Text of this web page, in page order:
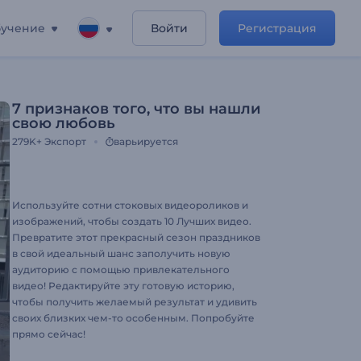
Войти Регистрация
7 признаков того, что вы нашли
свою любовь
279K+ Экспорт варьируется
Используйте сотни стоковых видеороликов и
изображений, чтобы создать 10 Лучших видео.
Превратите этот прекрасный сезон праздников
в свой идеальный шанс заполучить новую
аудиторию с помощью привлекательного
видео! Редактируйте эту готовую историю,
чтобы получить желаемый результат и удивить
своих близких чем-то особенным. Попробуйте
прямо сейчас!